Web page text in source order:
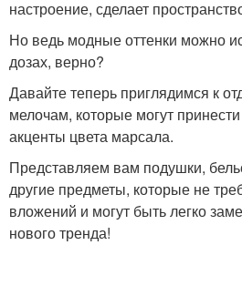
настроение, сделает
Но ведь модные оттенки можно
дозах, верно?
Давайте теперь приглядимся к
мелочам, которые могут
акценты цвета марсала.
Представляем вам подушки,
другие предметы, которые не
вложений и могут быть легко
нового тренда!